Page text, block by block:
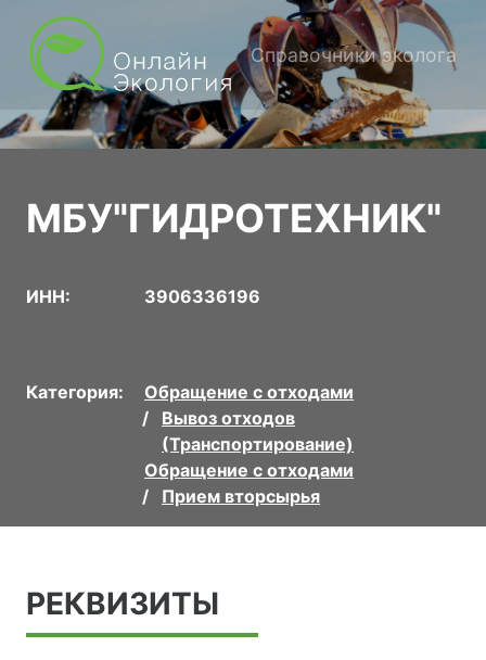
Справочники эколога
МБУ"ГИДРОТЕХНИК"
ИНН: 3906336196
Категория:
Обращение с отходами
Вывоз отходов
(Транспортирование)
Обращение с отходами
Прием вторсырья
РЕКВИЗИТЫ